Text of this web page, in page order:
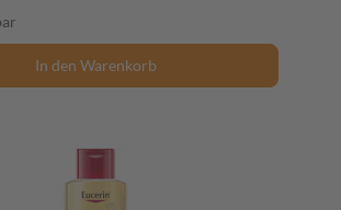
In den Warenkorb